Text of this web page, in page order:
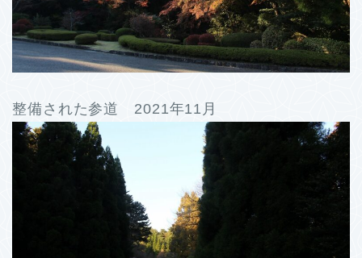
整備された参道 2021年11月